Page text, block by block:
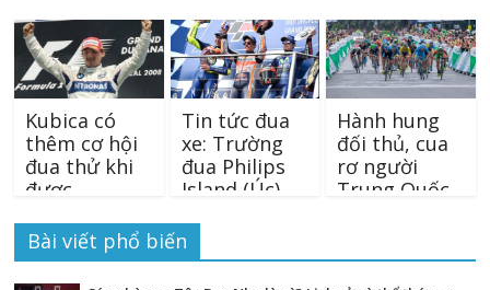
triệu đồng
tụ
Kubica có
thêm cơ hội
đua thử khi
được
cơ hội
Tin tức đua
xe: Trường
đua Philips
Island (Úc)
địch quen
thuộc
Hành hung
đối thủ, cua
rơ người
Trung Quốc
Bài viết phổ biến